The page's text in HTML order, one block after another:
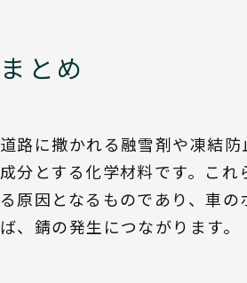
まとめ
道路に撒かれる融雪剤や凍結
成分とする化学材料です。これ
る原因となるものであり、車
ば、錆の発生につながります。